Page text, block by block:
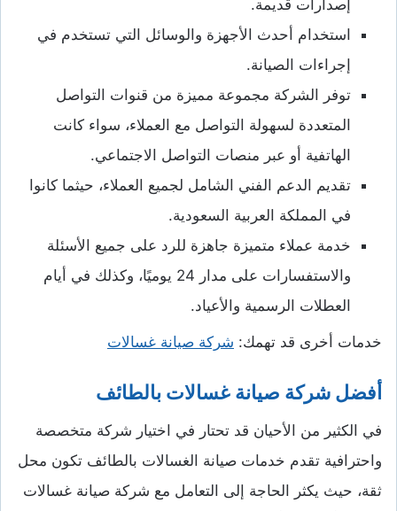
إصدارات قديمة.
استخدام أحدث الأجهزة والوسائل التي تستخدم في
إجراءات الصيانة.
توفر الشركة مجموعة مميزة من قنوات التواصل
المتعددة لسهولة التواصل مع العملاء، سواء كانت
الهاتفية أو عبر منصات التواصل الاجتماعي.
تقديم الدعم الفني الشامل لجميع العملاء، حيثما كانوا
في المملكة العربية السعودية.
خدمة عملاء متميزة جاهزة للرد على جميع الأسئلة
والاستفسارات على مدار 24 يوميًا، وكذلك في أيام
العطلات الرسمية والأعياد.
خدمات أخرى قد تهمك: شركة صيانة غسالات
أفضل شركة صيانة غسالات بالطائف
في الكثير من الأحيان قد تحتار في اختيار شركة متخصصة
واحترافية تقدم خدمات صيانة الغسالات بالطائف تكون محل
ثقة، حيث يكثر الحاجة إلى التعامل مع شركة صيانة غسالات